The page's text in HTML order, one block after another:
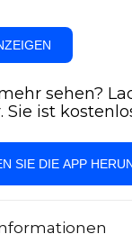
sehen?
ist
SIE DIE APP